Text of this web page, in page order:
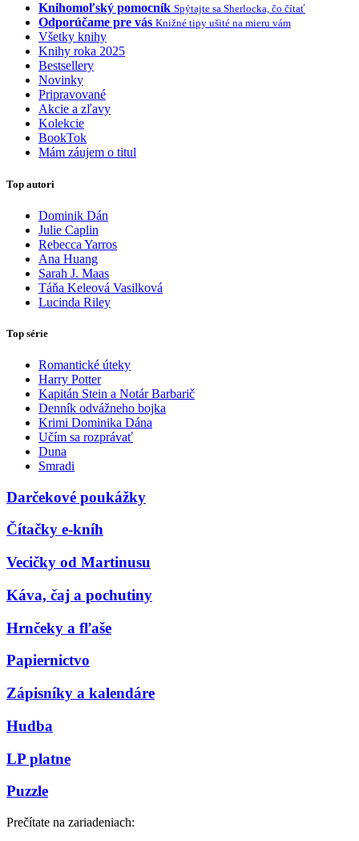
Knihomoľský pomocník Spýtajte sa Sherlocka, čo čítať
Odporúčame pre vás Knižné tipy ušité na mieru vám
Všetky knihy
Knihy roka 2025
Bestsellery
Novinky
Pripravované
Akcie a zľavy
Kolekcie
BookTok
Mám záujem o titul
Top autori
Dominik Dán
Julie Caplin
Rebecca Yarros
Ana Huang
Sarah J. Maas
Táňa Keleová Vasilková
Lucinda Riley
Top série
Romantické úteky
Harry Potter
Kapitán Stein a Notár Barbarič
Denník odvážneho bojka
Krimi Dominika Dána
Učím sa rozprávať
Duna
Smradi
Darčekové poukážky
Čítačky e-kníh
Vecičky od Martinusu
Káva, čaj a pochutiny
Hrnčeky a fľaše
Papiernictvo
Zápisníky a kalendáre
Hudba
LP platne
Puzzle
Prečítate na zariadeniach: